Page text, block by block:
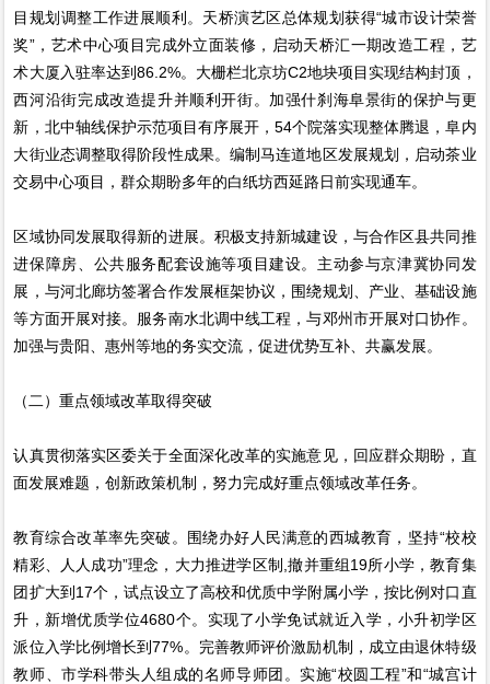
目规划调整工作进展顺利。天桥演艺区总体规划获得“城市设计荣誉
奖”，艺术中心项目完成外立面装修，启动天桥汇一期改造工程，艺
术大厦入驻率达到86.2%。大栅栏北京坊C2地块项目实现结构封顶，
西河沿街完成改造提升并顺利开街。加强什刹海阜景街的保护与更
新，北中轴线保护示范项目有序展开，54个院落实现整体腾退，阜内
大街业态调整取得阶段性成果。编制马连道地区发展规划，启动茶业
交易中心项目，群众期盼多年的白纸坊西延路日前实现通车。
区域协同发展取得新的进展。积极支持新城建设，与合作区县共同推
进保障房、公共服务配套设施等项目建设。主动参与京津冀协同发
展，与河北廊坊签署合作发展框架协议，围绕规划、产业、基础设施
等方面开展对接。服务南水北调中线工程，与邓州市开展对口协作。
加强与贵阳、惠州等地的务实交流，促进优势互补、共赢发展。
（二）重点领域改革取得突破
认真贯彻落实区委关于全面深化改革的实施意见，回应群众期盼，直
面发展难题，创新政策机制，努力完成好重点领域改革任务。
教育综合改革率先突破。围绕办好人民满意的西城教育，坚持“校校
精彩、人人成功”理念，大力推进学区制,撤并重组19所小学，教育集
团扩大到17个，试点设立了高校和优质中学附属小学，按比例对口直
升，新增优质学位4680个。实现了小学免试就近入学，小升初学区
派位入学比例增长到77%。完善教师评价激励机制，成立由退休特级
教师、市学科带头人组成的名师导师团。实施“校圆工程”和“城宫计